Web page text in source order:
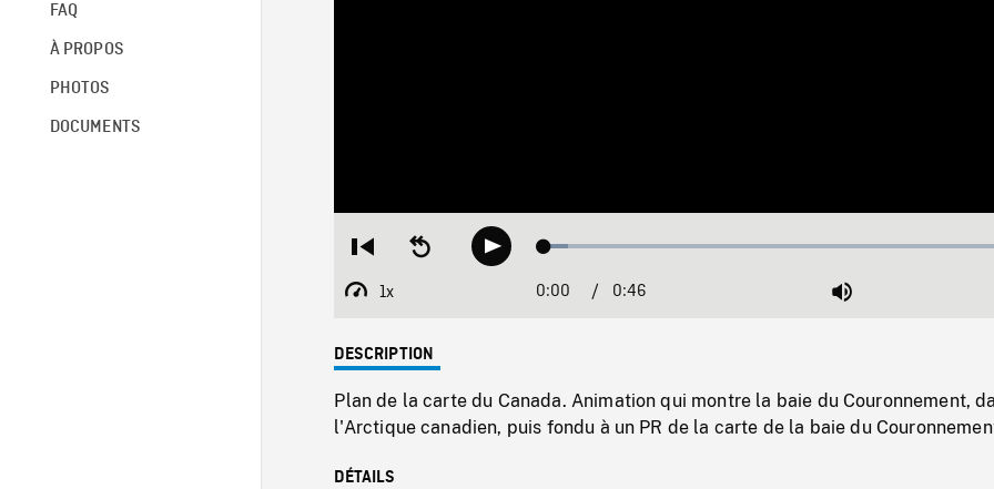
FAQ
À PROPOS
PHOTOS
DOCUMENTS
Restart
beginning
Seek
backwardPlay Loaded:
1x
Playback
Current
0:00 / Duration
0:46 Mute
DESCRIPTION
Plan de la carte du Canada. Animation qui montre la baie du Couronnement,
l'Arctique canadien, puis fondu à un PR de la carte de la baie du
DÉTAILS